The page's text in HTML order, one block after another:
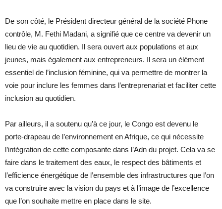
De son côté, le Président directeur général de la société Phone
contrôle, M. Fethi Madani, a signifié que ce centre va devenir un
lieu de vie au quotidien. Il sera ouvert aux populations et aux
jeunes, mais également aux entrepreneurs. Il sera un élément
essentiel de l’inclusion féminine, qui va permettre de montrer la
voie pour inclure les femmes dans l’entreprenariat et faciliter cette
inclusion au quotidien.
Par ailleurs, il a soutenu qu’à ce jour, le Congo est devenu le
porte-drapeau de l’environnement en Afrique, ce qui nécessite
l’intégration de cette composante dans l’Adn du projet. Cela va se
faire dans le traitement des eaux, le respect des bâtiments et
l’efficience énergétique de l’ensemble des infrastructures que l’on
va construire avec la vision du pays et à l’image de l’excellence
que l’on souhaite mettre en place dans le site.